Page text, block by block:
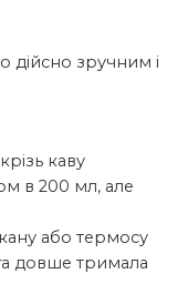
дійсно зручним і
каву
в 200 мл, але
або термосу
довше тримала